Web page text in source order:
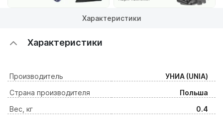
Характеристики
Характеристики
Производитель
УНИА (UNIA)
Страна производителя
Польша
Вес, кг
0.4